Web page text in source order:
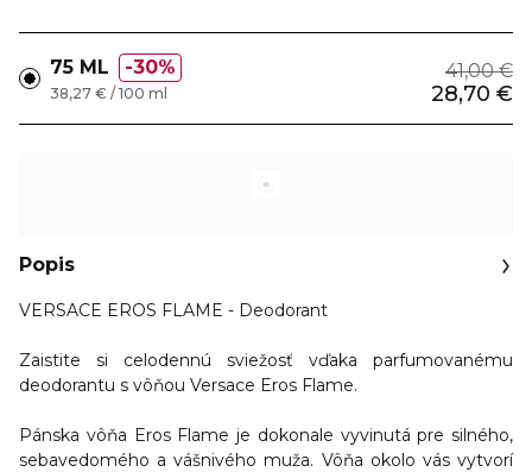
75 ML 30% 41,00 €
28,70 €
38,27 € / 100 ml
Popis
VERSACE EROS FLAME - Deodorant
Zaistite si celodennú sviežosť vďaka parfumovanému
deodorantu s vôňou Versace Eros Flame.
Pánska vôňa Eros Flame je dokonale vyvinutá pre silného,
sebavedomého a vášnivého muža. Vôňa okolo vás vytvorí